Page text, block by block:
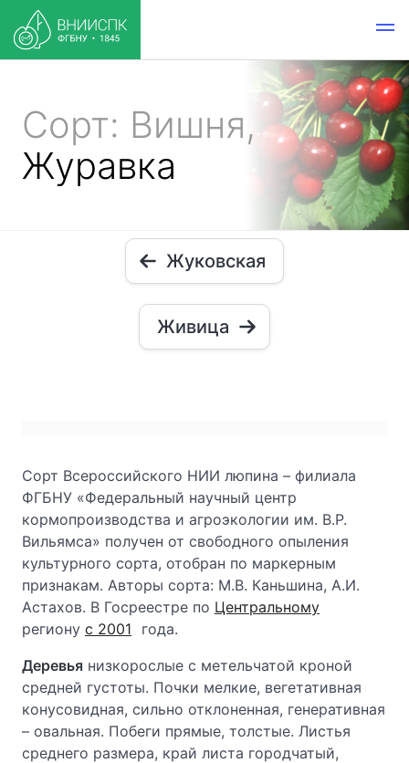
Сорт: Вишня,
Журавка
Жуковская
Живица
Сорт Всероссийского НИИ люпина – филиала
ФГБНУ «Федеральный научный центр
кормопроизводства и агроэкологии им. В.Р.
Вильямса» получен от свободного опыления
культурного сорта, отобран по маркерным
признакам. Авторы сорта: М.В. Каньшина, А.И.
Астахов. В Госреестре по Центральному
региону с 2001
года.
Деревья низкорослые с метельчатой кроной
средней густоты. Почки мелкие, вегетативная
конусовидная, сильно отклоненная, генеративная
– овальная. Побеги прямые, толстые. Листья
среднего размера, край листа городчатый,